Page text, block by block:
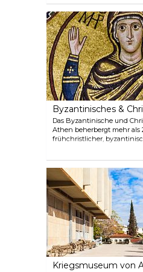
kann, die in die Kategorien
Vintage, Classic, Modern
unterteilt sind. Der
1906 ist der Star der
Byzantinisches &
Das Byzantinische und
Athen beherbergt mehr als
frühchristlicher,
mittelalterlicher Zeit. Die
Sammlung des Museums
Schriften, Reliefs, Fresken,
Manuskripte.
Kriegsmuseum von